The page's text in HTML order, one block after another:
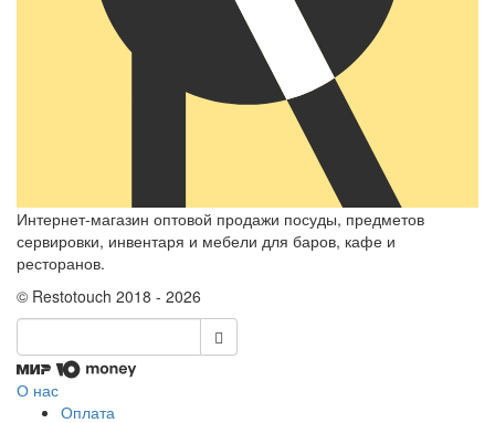
Интернет-магазин оптовой продажи посуды, предметов
сервировки, инвентаря и мебели для баров, кафе и
ресторанов.
© Restotouch 2018 - 2026
О нас
Оплата